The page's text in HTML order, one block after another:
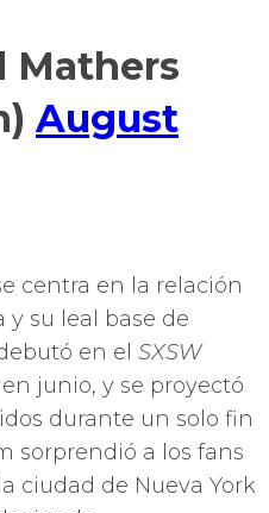
Mathers
August
centra en la relación
su leal base de
en el SXSW
en junio, y se proyectó
durante un solo fin
sorprendió a los fans
ciudad de Nueva York